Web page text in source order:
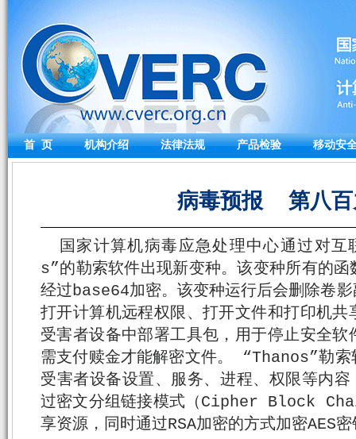
首 页 机构介绍 法律法规 产品检验 移动安
病毒预报 第八百
国家计算机病毒应急处理中心通过对
s”的勒索软件出现新变种。该变种所有的
经过base64加密。该变种运行后会删除卷
打开计算机远程权限、打开文件和打印机
受害者设备中部署工具包，用于停止安全
需支付赎金才能解密文件。 “Thanos”勒索
受害者设备设置、服务、进程、权限等内
过密文分组链接模式（Cipher Block
享资源，同时通过RSA加密的方式加密AES